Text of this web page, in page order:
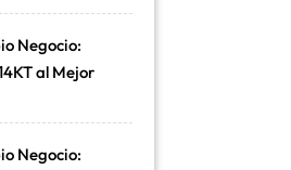
Negocio:
al Mejor
Negocio: